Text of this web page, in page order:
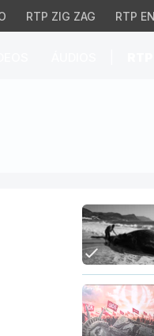
RTP ZIG ZAG RTP
na